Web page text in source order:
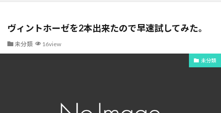
ヴィントホーゼを2本出来たので早速試してみた。
未分類 16view
未分類